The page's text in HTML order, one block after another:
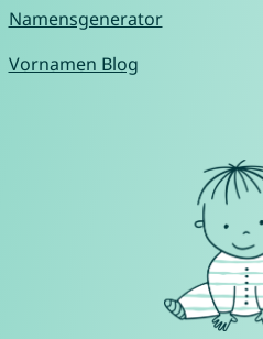
Namensgenerator
Vornamen Blog